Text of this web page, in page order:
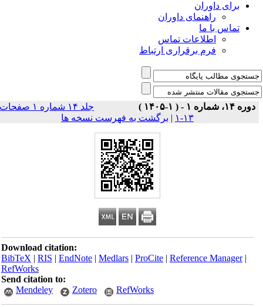
داوران
راهنمای داوران
با ما
اطلاعات تماس
فرم برقراری ارتباط
جلد ۱۴ شماره ۱ صفحات
برگشت به فهرست نسخه ها
Download citation:
BibTeX|RIS|EndNote| Medlars| ProCite|Reference
RefWorks
Send citation to:
Mendeley
Zotero RefWorks